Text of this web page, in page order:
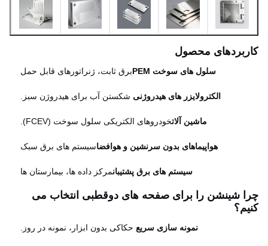
حداکثر اندازه صفحه ۱۸۰۰ × ۶۵۰ میلی متر
الگوی میدان جریان موازی، نوع پین یا سفارشی
محصول
سلول های سوخت PEM برق ثابت، ژنراتورهای قابل حمل
الکترولایزر های هیدروژنی ️ شکستن آب برای هیدروژن سبز.
ماشین آلاتخودروهای الکتریکی سلول سوخت (FCEV).
هواپیماهای بدون سرنشین و هوافضاسیستم های برق سبک
سیستم های برق پشتیبانمرکز داده ها، بیمارستان ها
شینشن را برای صفحه های دوقطبی انتخاب می
نمونه سازی سریع ️ حکاکی بدون ابزار، نمونه در روز.